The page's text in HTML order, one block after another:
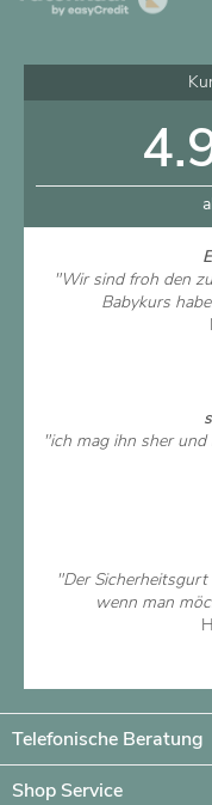
"Wir sind froh den
Babykurs
"ich mag ihn sher
"Der
wenn man
Telefonische Beratung
Shop Service